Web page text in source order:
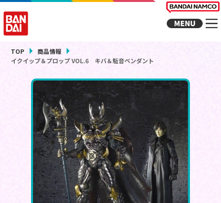
TOP
商品情報
イクイップ＆プロップ VOL.6 キバ＆駈音ペンダント